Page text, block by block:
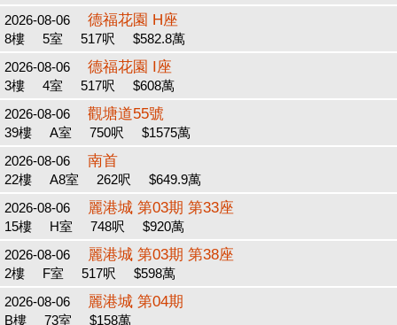
2026-08-06
德福花園 H座
8樓 5室 517呎
$582.8萬
2026-08-06
德福花園 I座
3樓 4室 517呎
$608萬
2026-08-06
觀塘道55號
39樓 A室 750呎
$1575萬
2026-08-06
南首
22樓 A8室 262呎
$649.9萬
2026-08-06
麗港城 第03期 第33座
15樓 H室 748呎
$920萬
2026-08-06
麗港城 第03期 第38座
2樓 F室 517呎
$598萬
2026-08-06
麗港城 第04期
B樓 73室 $158萬